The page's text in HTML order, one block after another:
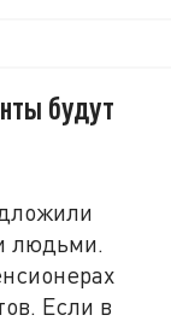
будут
людьми.
Если в